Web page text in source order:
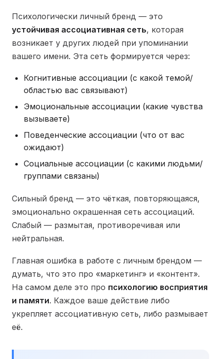
Психологически личный бренд — это
устойчивая ассоциативная сеть, которая
возникает у других людей при упоминании
вашего имени. Эта сеть формируется через:
Когнитивные ассоциации (с какой темой/
областью вас связывают)
Эмоциональные ассоциации (какие чувства
вызываете)
Поведенческие ассоциации (что от вас
ожидают)
Социальные ассоциации (с какими людьми/
группами связаны)
Сильный бренд — это чёткая, повторяющаяся,
эмоционально окрашенная сеть ассоциаций.
Слабый — размытая, противоречивая или
нейтральная.
Главная ошибка в работе с личным брендом —
думать, что это про «маркетинг» и «контент».
На самом деле это про психологию восприятия
и памяти. Каждое ваше действие либо
укрепляет ассоциативную сеть, либо размывает
её.